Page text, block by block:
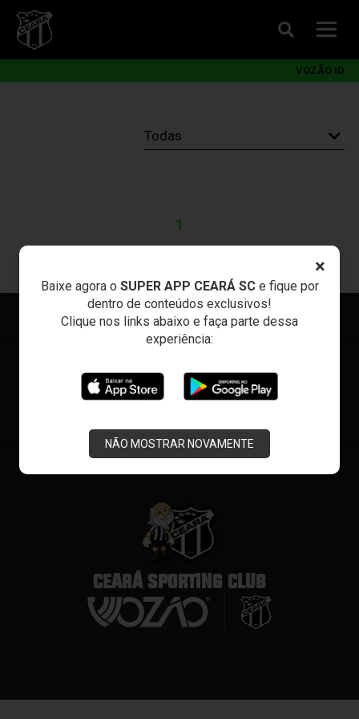
×
Baixe agora o SUPER APP CEARÁ SCe fique por
dentro de conteúdos exclusivos!
Clique nos links abaixo e faça parte dessa
experiência:
NÃO MOSTRAR NOVAMENTE
VOZÃO ID
1
CEARÁ SPORTING CLUB